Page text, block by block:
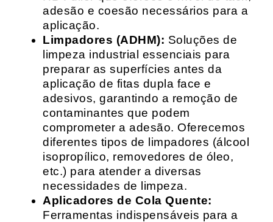
adesão e coesão necessários para a
aplicação.
Limpadores (ADHM): Soluções de
limpeza industrial essenciais para
preparar as superfícies antes da
aplicação de fitas dupla face e
adesivos, garantindo a remoção de
contaminantes que podem
comprometer a adesão. Oferecemos
diferentes tipos de limpadores (álcool
isopropílico, removedores de óleo,
etc.) para atender a diversas
necessidades de limpeza.
Aplicadores de Cola Quente:
Ferramentas indispensáveis para a